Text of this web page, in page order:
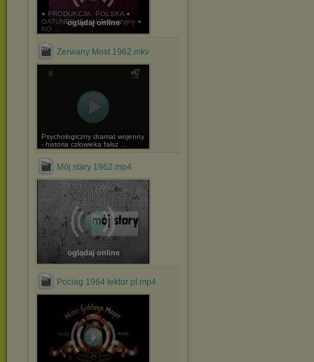
oglądaj online
● PRODUKCJA: POLSKA ●
GATUNEK: Serial Telewizyjny ●
RO ...
Zerwany Most 1962.mkv
Psychologiczny dramat wojenny
- historia człowieka fałsz ...
Mój stary 1962.mp4
oglądaj online
Pociag 1964 lektor pl.mp4